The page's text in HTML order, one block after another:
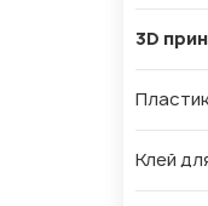
3D
Клей